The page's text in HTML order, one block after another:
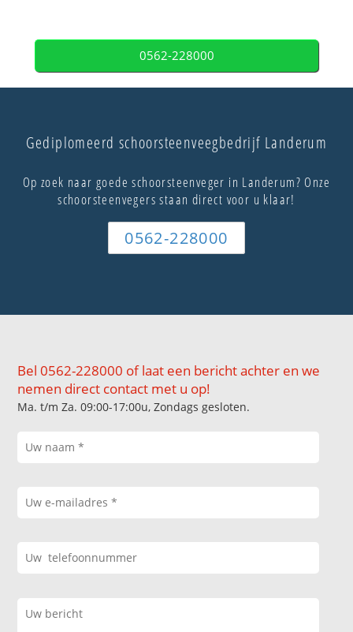
0562-228000
Gediplomeerd schoorsteenveegbedrijf Landerum
Op zoek naar goede schoorsteenveger in Landerum? Onze
schoorsteenvegers staan direct voor u klaar!
0562-228000
Bel 0562-228000 of laat een bericht achter en we
nemen direct contact met u op!
Ma. t/m Za. 09:00-17:00u, Zondags gesloten.